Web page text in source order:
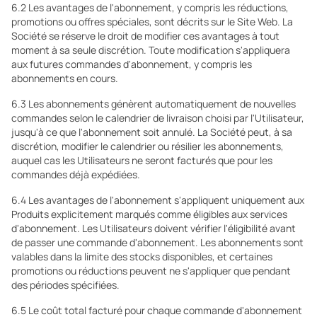
6.2 Les avantages de l'abonnement, y compris les réductions,
promotions ou offres spéciales, sont décrits sur le Site Web. La
Société se réserve le droit de modifier ces avantages à tout
moment à sa seule discrétion. Toute modification s'appliquera
aux futures commandes d'abonnement, y compris les
abonnements en cours.
6.3 Les abonnements génèrent automatiquement de nouvelles
commandes selon le calendrier de livraison choisi par l'Utilisateur,
jusqu'à ce que l'abonnement soit annulé. La Société peut, à sa
discrétion, modifier le calendrier ou résilier les abonnements,
auquel cas les Utilisateurs ne seront facturés que pour les
commandes déjà expédiées.
6.4 Les avantages de l'abonnement s'appliquent uniquement aux
Produits explicitement marqués comme éligibles aux services
d'abonnement. Les Utilisateurs doivent vérifier l'éligibilité avant
de passer une commande d'abonnement. Les abonnements sont
valables dans la limite des stocks disponibles, et certaines
promotions ou réductions peuvent ne s'appliquer que pendant
des périodes spécifiées.
6.5 Le coût total facturé pour chaque commande d'abonnement